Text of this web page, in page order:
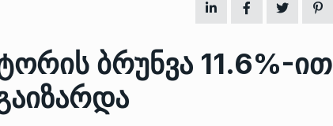
ბრუნვა 11.6%-ით
12 ᲠᲔᲒᲘᲝᲜᲔᲑᲘ 13/05/2022